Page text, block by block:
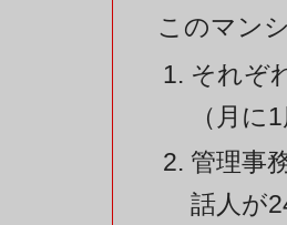
このマン
それぞ
（月に
管理事
話人が